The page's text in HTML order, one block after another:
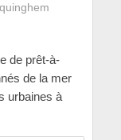
de prêt-à-
de la mer
urbaines à